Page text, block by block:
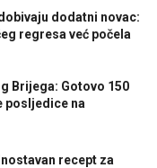
dodatni novac:
regresa već počela
Brijega: Gotovo 150
posljedice na
recept za